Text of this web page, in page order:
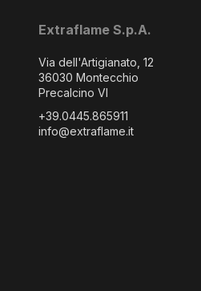
Extraflame S.p.A.
Via dell'Artigianato, 12
36030 Montecchio
Precalcino VI
+39.0445.865911
info@extraflame.it